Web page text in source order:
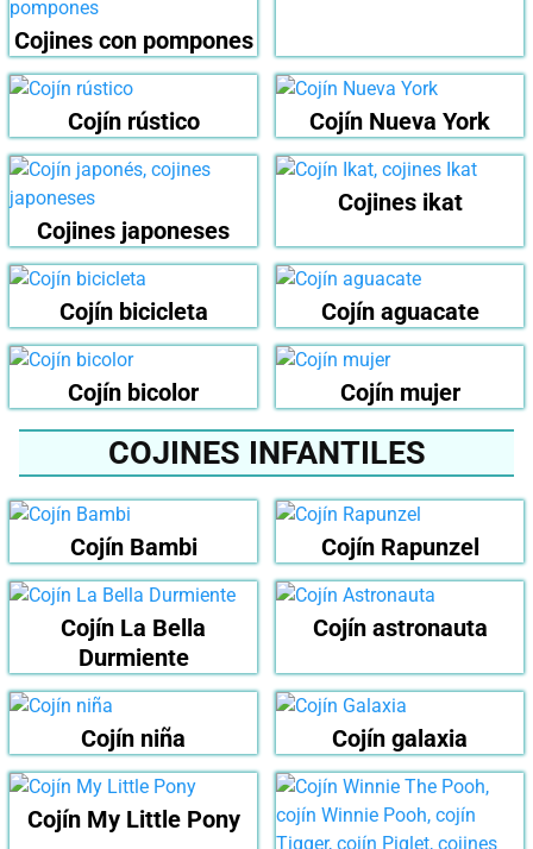
Cojines con pompones
Cojín rústico Cojín Nueva York
Cojines japoneses
Cojines ikat
Cojín bicicleta Cojín aguacate
Cojín bicolor Cojín mujer
COJINES INFANTILES
Cojín Bambi Cojín Rapunzel
Cojín La Bella
Durmiente
Cojín astronauta
Cojín niña Cojín galaxia
Cojín My Little Pony